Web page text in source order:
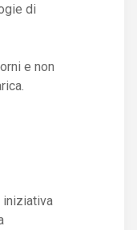
di
e non
iniziativa